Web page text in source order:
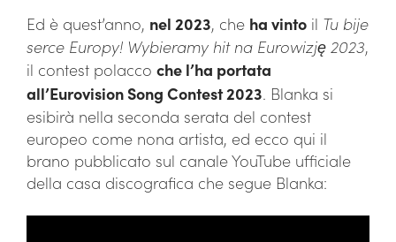
Ed è quest’anno, nel 2023, che ha vinto il Tu bije
serce Europy! Wybieramy hit na Eurowizję 2023,
il contest polacco che l’ha portata
all’Eurovision Song Contest 2023. Blanka si
esibirà nella seconda serata del contest
europeo come nona artista, ed ecco qui il
brano pubblicato sul canale YouTube ufficiale
della casa discografica che segue Blanka: